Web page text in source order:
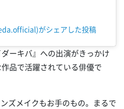
がシェアした投稿
ーキバ』への出演がきっかけ
品で活躍されている俳優で
ズメイクもお手のもの。まるで